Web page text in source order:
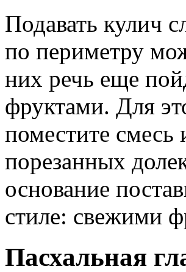
Подавать кулич
по периметру
них речь еще
фруктами. Для
поместите смесь
порезанных
основание
стиле: свежими
Пасхальная